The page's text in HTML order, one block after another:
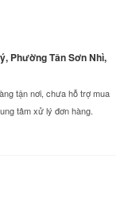
Phường Tân Sơn Nhì,
tận nơi, chưa hỗ trợ mua
tâm xử lý đơn hàng.